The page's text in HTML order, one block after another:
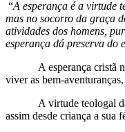
“A esperança é a virtude
mas no socorro da graça
atividades dos homens,
esperança dá preserva do
A esperança cristã neste
viver as bem-
A virtude teologal da
assim desde criança a sua